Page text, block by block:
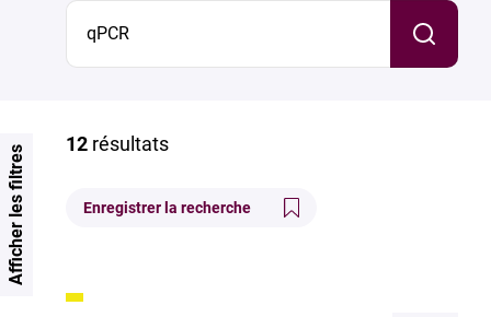
12 résultats
Enregistrer la recherche
Afficher les filtres